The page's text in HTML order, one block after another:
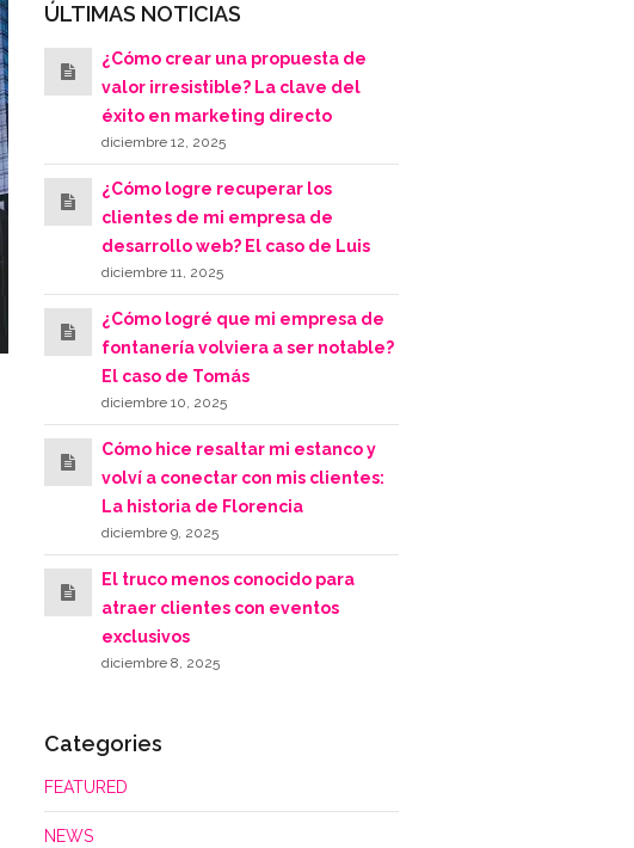
ÚLTIMAS NOTICIAS
¿Cómo crear una propuesta de
valor irresistible? La clave del
éxito en marketing directo
diciembre 12, 2025
¿Cómo logre recuperar los
clientes de mi empresa de
desarrollo web? El caso de Luis
diciembre 11, 2025
¿Cómo logré que mi empresa de
fontanería volviera a ser notable?
El caso de Tomás
diciembre 10, 2025
Cómo hice resaltar mi estanco y
volví a conectar con mis clientes:
La historia de Florencia
diciembre 9, 2025
El truco menos conocido para
atraer clientes con eventos
exclusivos
diciembre 8, 2025
Categories
FEATURED
NEWS